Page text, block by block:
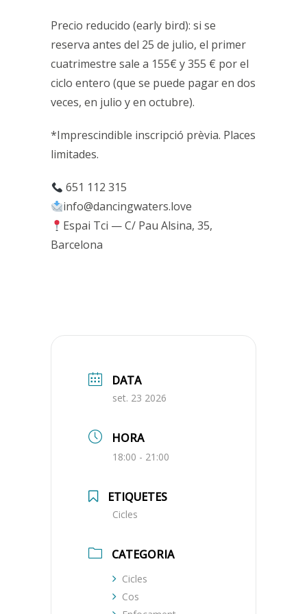
Precio reducido (early bird): si se
reserva antes del 25 de julio, el primer
cuatrimestre sale a 155€ y 355 € por el
ciclo entero (que se puede pagar en dos
veces, en julio y en octubre).
*Imprescindible inscripció prèvia. Places
limitades.
651 112 315
info@dancingwaters.love
Espai Tci — C/ Pau Alsina, 35,
Barcelona
DATA
set. 23 2026
HORA
18:00 - 21:00
ETIQUETES
Cicles
CATEGORIA
Cicles
Cos